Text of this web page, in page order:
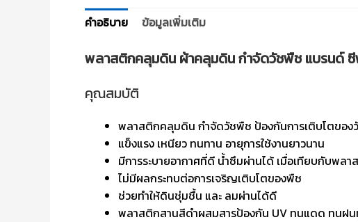
คำอธิบาย ข้อมูลเพิ่มเติม
พลาสติกคลุมดิน ผ้าคลุมดิน กำจัดวัชพืช แบรนด์ ซี
คุณสมบัติ
พลาสติกคลุมดิน กำจัดวัชพืช ป้องกันการเติบโตของ
แข็งแรง เหนียว ทนทาน อายุการใช้งานยาวนาน
มีการระบายอากาศที่ดี น้ำซึมผ่านได้ เมื่อเทียบกับพลา
ไม่มีผลกระทบต่อการเจริญเติบโตของพืช
ช่วยทำให้ดินชุ่มชื้น และ ลมผ่านได้ดี
พลาสติกสานสีดำผสมสารป้องกัน UV ทนแดด ทนฝ